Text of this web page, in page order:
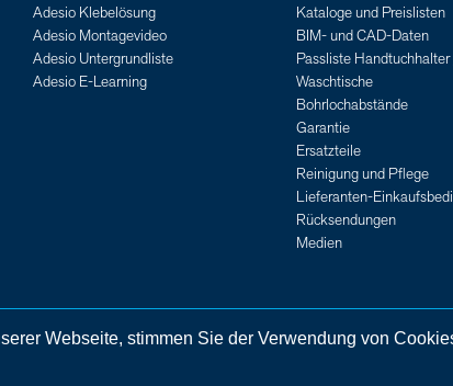
Adesio Klebelösung
Adesio Montagevideo
Adesio Untergrundliste
Adesio E-Learning
Kataloge und Preislisten
BIM- und CAD-Daten
Passliste
Waschtische
Bohrlochabstände
Garantie
Ersatzteile
Reinigung und Pflege
Lieferanten-
Rücksendungen
Medien
Webseite, stimmen Sie der Verwendung von